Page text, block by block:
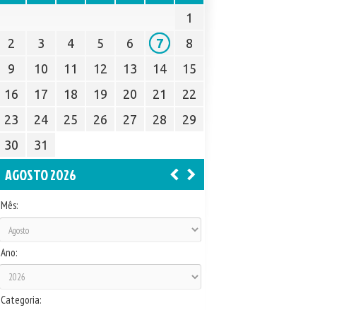
1
2
3 4 5 6 7
8
9
10 11 12 13 14
15
16
17 18 19 20 21
22
23
24 25 26 27 28
29
30
31
AGOSTO 2026
Mês:
Ano:
Categoria: